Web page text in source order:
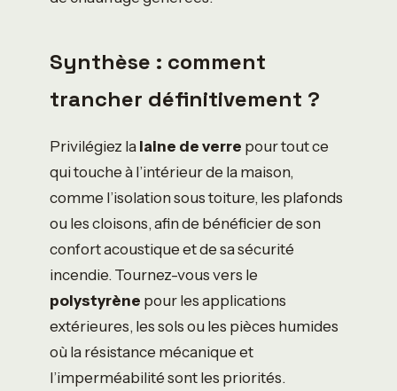
Synthèse : comment
trancher définitivement ?
Privilégiez lalaine de verre pour tout ce
qui touche à l’intérieur de la maison,
comme l’isolation sous toiture, les plafonds
ou les cloisons, afin de bénéficier de son
confort acoustique et de sa sécurité
incendie. Tournez-vous vers le
polystyrène pour les applications
extérieures, les sols ou les pièces humides
où la résistance mécanique et
l’imperméabilité sont les priorités.